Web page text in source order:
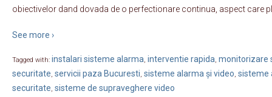
obiectivelor dand dovada de o perfectionare continua, aspect care
See more ›
Tagged with: instalari sisteme alarma, interventie rapida, monitorizare
securitate, servicii paza Bucuresti, sisteme alarma și video, sisteme
securitate, sisteme de supraveghere video